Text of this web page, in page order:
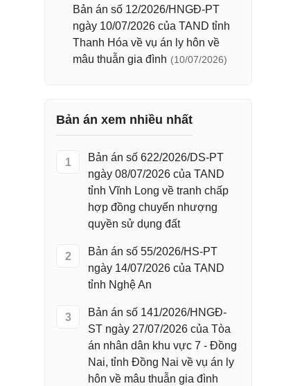
Bản án số 12/2026/HNGĐ-PT
ngày 10/07/2026 của TAND tỉnh
Thanh Hóa về vụ án ly hôn về
mâu thuẫn gia đình (10/07/2026)
Bản án xem nhiều nhất
1
Bản án số 622/2026/DS-PT
ngày 08/07/2026 của TAND
tỉnh Vĩnh Long về tranh chấp
hợp đồng chuyển nhượng
quyền sử dụng đất
2
Bản án số 55/2026/HS-PT
ngày 14/07/2026 của TAND
tỉnh Nghệ An
3
Bản án số 141/2026/HNGĐ-
ST ngày 27/07/2026 của Tòa
án nhân dân khu vực 7 - Đồng
Nai, tỉnh Đồng Nai về vụ án ly
hôn về mâu thuẫn gia đình